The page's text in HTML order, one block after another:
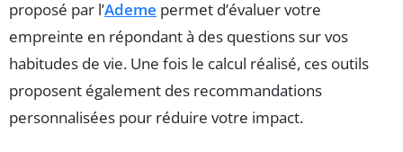
proposé par l’Ademe permet d’évaluer votre
empreinte en répondant à des questions sur vos
habitudes de vie. Une fois le calcul réalisé, ces outils
proposent également des recommandations
personnalisées pour réduire votre impact.